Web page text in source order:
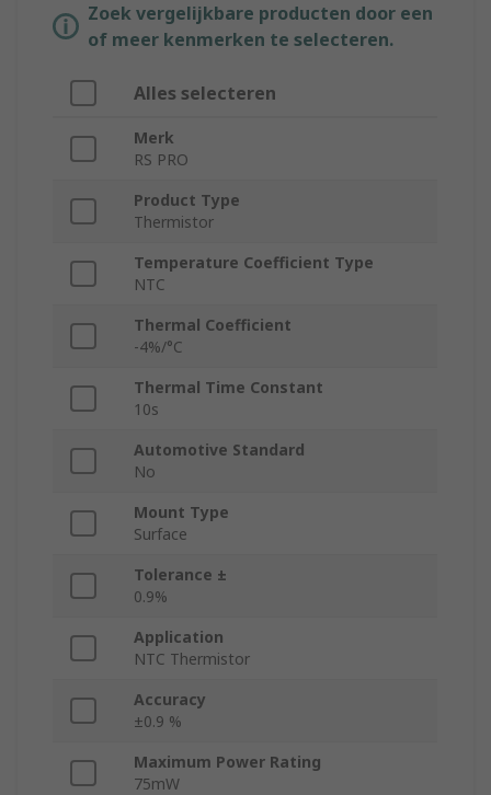
Zoek vergelijkbare producten door een
of meer kenmerken te selecteren.
Alles selecteren
Merk
RS PRO
Product Type
Thermistor
Temperature Coefficient Type
NTC
Thermal Coefficient
-4%/°C
Thermal Time Constant
10s
Automotive Standard
No
Mount Type
Surface
Tolerance ±
0.9%
Application
NTC Thermistor
Accuracy
±0.9 %
Maximum Power Rating
75mW